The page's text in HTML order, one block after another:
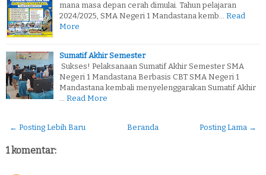
mana masa depan cerah dimulai. Tahun pelajaran
2024/2025, SMA Negeri 1 Mandastana kemb… Read
More
Sumatif Akhir Semester
Sukses! Pelaksanaan Sumatif Akhir Semester SMA
Negeri 1 Mandastana Berbasis CBT SMA Negeri 1
Mandastana kembali menyelenggarakan Sumatif Akhir
… Read More
← Posting Lebih Baru Posting Lama →
Beranda
1 komentar: